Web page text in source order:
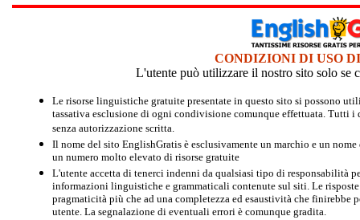
CONDIZIONI DI USO
L'utente può utilizzare il nostro sito solo se
Le risorse linguistiche gratuite presentate in questo sito si possono
tassativa esclusione di ogni condivisione comunque effettuata. Tutti
senza autorizzazione scritta.
Il nome del sito EnglishGratis è esclusivamente un marchio e un
un numero molto elevato di risorse gratuite
L'utente accetta di tenerci indenni da qualsiasi tipo di responsabilità
informazioni linguistiche e grammaticali contenute sul siti. Le
pragmaticità più che ad una completezza ed esaustività che finirebbe
utente. La segnalazione di eventuali errori è comunque gradita.